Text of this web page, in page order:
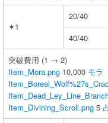
✦1
20/40
40/40
突破費用 (1 → 2)
Item_Mora.png 10,000 モラ
Item_Divining_Scroll.png 5